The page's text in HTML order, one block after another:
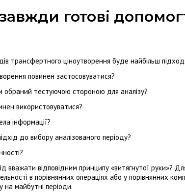
готові
трансфертного ціноутворення буде найбільш
повинен застосовуватися?
обраний тестуючою стороною для аналізу?
використовуватися?
інформації?
до вибору аналізованого періоду?
вважати відповідним принципу «витягнутої руки»?
в порівнянних операціях або у порівнянних
на майбутні періоди.